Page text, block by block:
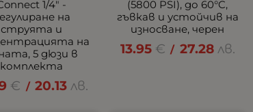
1/4" -
на
струята и
на
5 дюзи в
комплекта
€ / 20.13 лв.
(5800 PSI), до 60°C,
гъвкав и устойчив на
износване, черен
13.95 € / 27.28 лв.